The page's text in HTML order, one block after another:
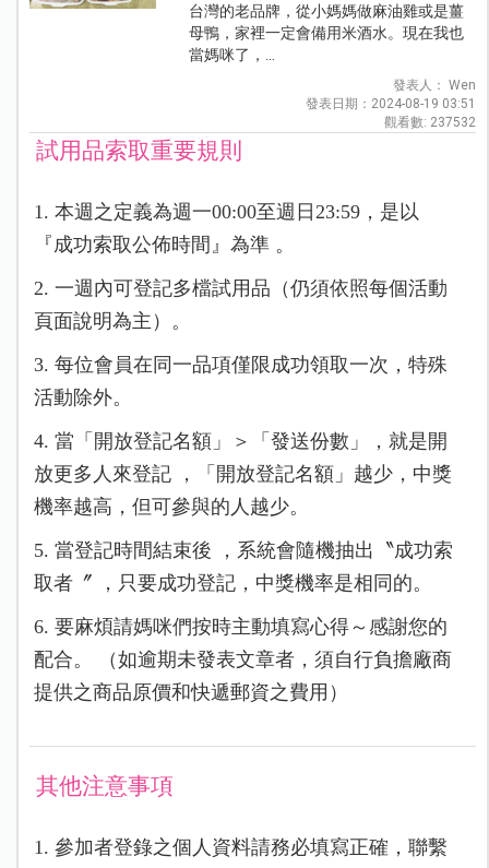
台灣的老品牌，從小媽媽做麻油雞或是薑
母鴨，家裡一定會備用米酒水。現在我也
當媽咪了，...
發表人： Wen
發表日期：2024-08-19 03:51
觀看數: 237532
試用品索取重要規則
1. 本週之定義為週一00:00至週日23:59，是以
『成功索取公佈時間』為準 。
2. 一週內可登記多檔試用品（仍須依照每個活動
頁面說明為主）。
3. 每位會員在同一品項僅限成功領取一次，特殊
活動除外。
4. 當「開放登記名額」＞「發送份數」，就是開
放更多人來登記 ，「開放登記名額」越少，中獎
機率越高，但可參與的人越少。
5. 當登記時間結束後 ，系統會隨機抽出〝成功索
取者〞 ，只要成功登記，中獎機率是相同的。
6. 要麻煩請媽咪們按時主動填寫心得～感謝您的
配合。 （如逾期未發表文章者，須自行負擔廠商
提供之商品原價和快遞郵資之費用）
其他注意事項
1. 參加者登錄之個人資料請務必填寫正確，聯繫